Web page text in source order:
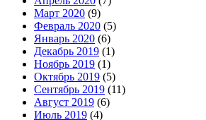
Март 2020 (9)
Февраль 2020 (5)
Январь 2020 (6)
Декабрь 2019 (1)
Ноябрь 2019 (1)
Октябрь 2019 (5)
Сентябрь 2019 (11)
Август 2019 (6)
Июль 2019 (4)